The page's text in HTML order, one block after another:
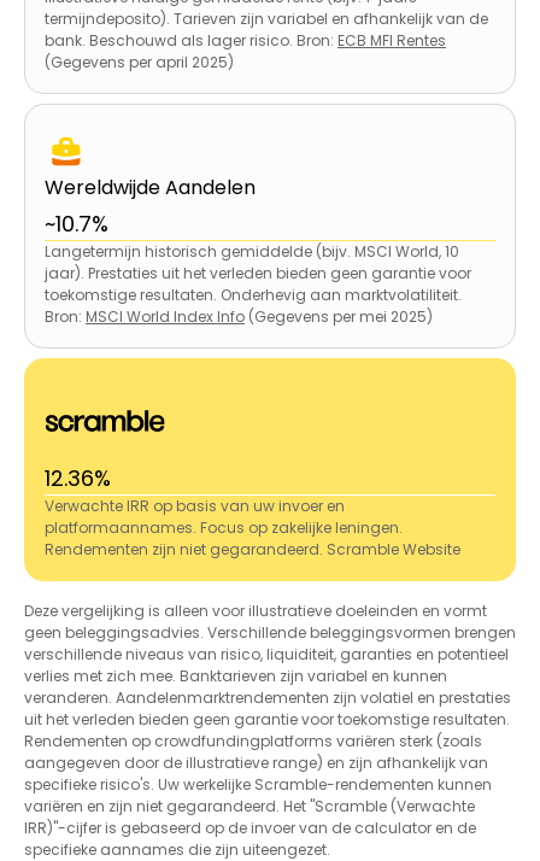
termijndeposito). Tarieven zijn variabel en afhankelijk van de
bank. Beschouwd als lager risico. Bron: ECB MFI Rentes
(Gegevens per april 2025)
Wereldwijde Aandelen
~10.7%
Langetermijn historisch gemiddelde (bijv. MSCI World, 10
jaar). Prestaties uit het verleden bieden geen garantie voor
toekomstige resultaten. Onderhevig aan marktvolatiliteit.
Bron: MSCI World Index Info (Gegevens per mei 2025)
12.36%
Verwachte IRR op basis van uw invoer en
platformaannames. Focus op zakelijke leningen.
Rendementen zijn niet gegarandeerd. Scramble Website
Deze vergelijking is alleen voor illustratieve doeleinden en vormt
geen beleggingsadvies. Verschillende beleggingsvormen brengen
verschillende niveaus van risico, liquiditeit, garanties en potentieel
verlies met zich mee. Banktarieven zijn variabel en kunnen
veranderen. Aandelenmarktrendementen zijn volatiel en prestaties
uit het verleden bieden geen garantie voor toekomstige resultaten.
Rendementen op crowdfundingplatforms variëren sterk (zoals
aangegeven door de illustratieve range) en zijn afhankelijk van
specifieke risico's. Uw werkelijke Scramble-rendementen kunnen
variëren en zijn niet gegarandeerd. Het "Scramble (Verwachte
IRR)"-cijfer is gebaseerd op de invoer van de calculator en de
specifieke aannames die zijn uiteengezet.